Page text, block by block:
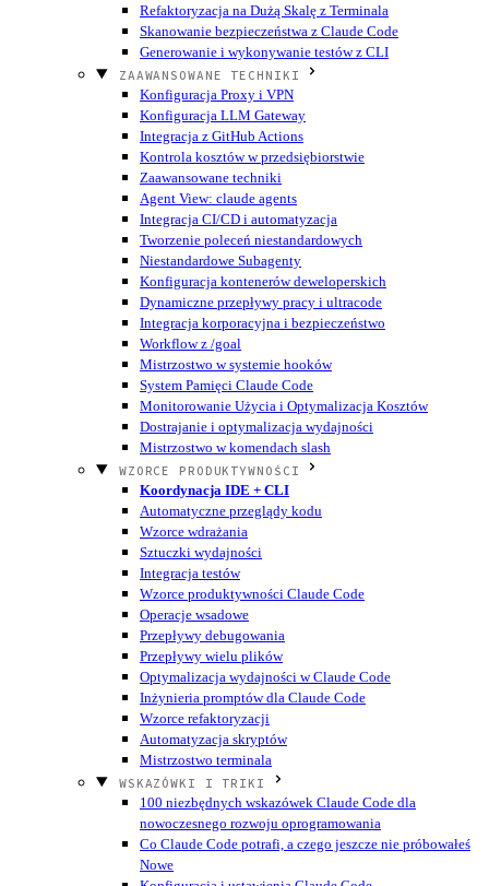
Refaktoryzacja na Dużą Skalę z Terminala
Skanowanie bezpieczeństwa z Claude Code
Generowanie i wykonywanie testów z CLI
ZAAWANSOWANE TECHNIKI
Konfiguracja Proxy i VPN
Konfiguracja LLM Gateway
Integracja z GitHub Actions
Kontrola kosztów w przedsiębiorstwie
Zaawansowane techniki
Agent View: claude agents
Integracja CI/CD i automatyzacja
Tworzenie poleceń niestandardowych
Niestandardowe Subagenty
Konfiguracja kontenerów deweloperskich
Dynamiczne przepływy pracy i ultracode
Integracja korporacyjna i bezpieczeństwo
Workflow z /goal
Mistrzostwo w systemie hooków
System Pamięci Claude Code
Monitorowanie Użycia i Optymalizacja Kosztów
Dostrajanie i optymalizacja wydajności
Mistrzostwo w komendach slash
WZORCE PRODUKTYWNOŚCI
Koordynacja IDE + CLI
Automatyczne przeglądy kodu
Wzorce wdrażania
Sztuczki wydajności
Integracja testów
Wzorce produktywności Claude Code
Operacje wsadowe
Przepływy debugowania
Przepływy wielu plików
Optymalizacja wydajności w Claude Code
Inżynieria promptów dla Claude Code
Wzorce refaktoryzacji
Automatyzacja skryptów
Mistrzostwo terminala
WSKAZÓWKI I TRIKI
100 niezbędnych wskazówek Claude Code dla
nowoczesnego rozwoju oprogramowania
Co Claude Code potrafi, a czego jeszcze nie próbowałeś
Nowe